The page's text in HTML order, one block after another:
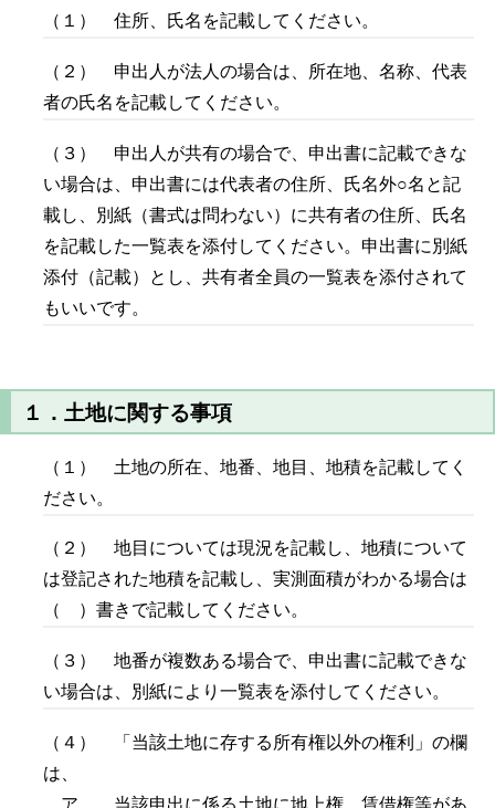
（１） 住所、氏名を記載してください。
（２） 申出人が法人の場合は、所在地、名称、代表
者の氏名を記載してください。
（３） 申出人が共有の場合で、申出書に記載できな
い場合は、申出書には代表者の住所、氏名外○名と記
載し、別紙（書式は問わない）に共有者の住所、氏名
を記載した一覧表を添付してください。申出書に別紙
添付（記載）とし、共有者全員の一覧表を添付されて
もいいです。
１．土地に関する事項
（１） 土地の所在、地番、地目、地積を記載してく
ださい。
（２） 地目については現況を記載し、地積について
は登記された地積を記載し、実測面積がわかる場合は
（ ）書きで記載してください。
（３） 地番が複数ある場合で、申出書に記載できな
い場合は、別紙により一覧表を添付してください。
（４） 「当該土地に存する所有権以外の権利」の欄
は、
ア． 当該申出に係る土地に地上権、賃借権等があ